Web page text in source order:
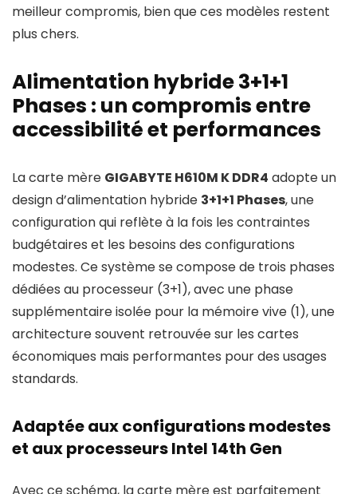
meilleur compromis, bien que ces modèles restent
plus chers.
Alimentation hybride 3+1+1
Phases : un compromis entre
accessibilité et performances
La carte mère GIGABYTE H610M K DDR4 adopte un
design d’alimentation hybride 3+1+1 Phases, une
configuration qui reflète à la fois les contraintes
budgétaires et les besoins des configurations
modestes. Ce système se compose de trois phases
dédiées au processeur (3+1), avec une phase
supplémentaire isolée pour la mémoire vive (1), une
architecture souvent retrouvée sur les cartes
économiques mais performantes pour des usages
standards.
Adaptée aux configurations modestes
et aux processeurs Intel 14th Gen